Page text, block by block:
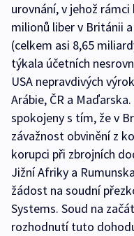
urovnání, v jehož
milionů liber v Británii
(celkem asi 8,65
týkala účetních
USA nepravdivých
Arábie, ČR a
spokojeny s tím, že v
závažnost obvinění z
korupci při zbrojních
Jižní Afriky a
žádost na soudní
Systems. Soud na
rozhodnutí tuto